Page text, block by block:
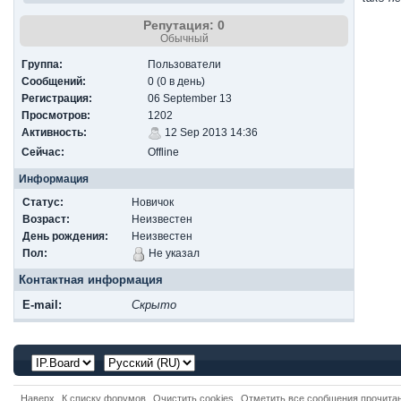
Репутация: 0
Обычный
Группа:
Пользователи
Сообщений:
0 (0 в день)
Регистрация:
06 September 13
Просмотров:
1202
Активность:
12 Sep 2013 14:36
Сейчас:
Offline
Информация
Статус:
Новичок
Возраст:
Неизвестен
День рождения:
Неизвестен
Пол:
Не указал
Контактная информация
E-mail:
Скрыто
Наверх К списку форумов Очистить cookies Отметить все сообщения